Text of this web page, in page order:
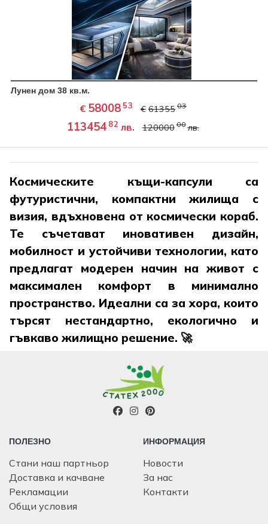
Лунен дом 38 кв.м.
€ 58008 53 € 61355 03
113454 82 лв. 120000 00 лв.
Космическите къщи-капсули са
футуристични, компактни жилища с
визия, вдъхновена от космически кораб.
Те съчетават иновативен дизайн,
мобилност и устойчиви технологии, като
предлагат модерен начин на живот с
максимален комфорт в минимално
пространство. Идеални са за хора, които
търсят нестандартно, екологично и
гъвкаво жилищно решение. 🚀
ПОЛЕЗНО
Стани наш партньор
Доставка и качване
Рекламации
Общи условия
ИНФОРМАЦИЯ
Новости
За нас
Контакти